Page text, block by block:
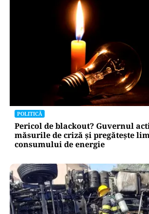
POLITICĂ
Pericol de blackout? Guvernul
măsurile de criză și pregătește
consumului de energie